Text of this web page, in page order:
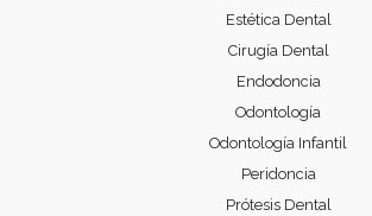
Estética Dental
Cirugía Dental
Endodoncia
Odontología
Odontología Infantil
Peridoncia
Prótesis Dental